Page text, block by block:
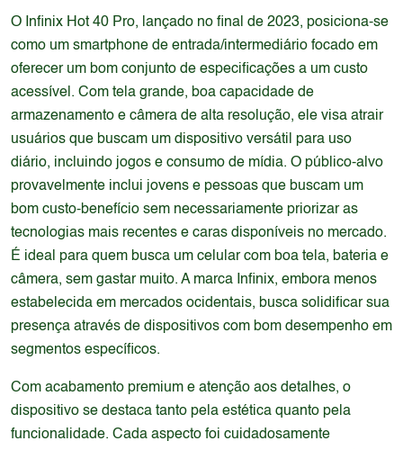
O Infinix Hot 40 Pro, lançado no final de 2023, posiciona-se
como um smartphone de entrada/intermediário focado em
oferecer um bom conjunto de especificações a um custo
acessível. Com tela grande, boa capacidade de
armazenamento e câmera de alta resolução, ele visa atrair
usuários que buscam um dispositivo versátil para uso
diário, incluindo jogos e consumo de mídia. O público-alvo
provavelmente inclui jovens e pessoas que buscam um
bom custo-benefício sem necessariamente priorizar as
tecnologias mais recentes e caras disponíveis no mercado.
É ideal para quem busca um celular com boa tela, bateria e
câmera, sem gastar muito. A marca Infinix, embora menos
estabelecida em mercados ocidentais, busca solidificar sua
presença através de dispositivos com bom desempenho em
segmentos específicos.
Com acabamento premium e atenção aos detalhes, o
dispositivo se destaca tanto pela estética quanto pela
funcionalidade. Cada aspecto foi cuidadosamente